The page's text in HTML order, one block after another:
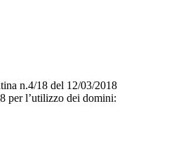
n.4/18 del 12/03/2018
per l’utilizzo dei domini: